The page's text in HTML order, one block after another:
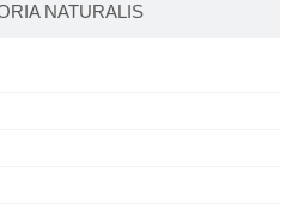
NATURALIS